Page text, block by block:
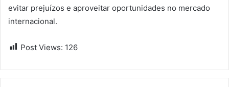
evitar prejuízos e aproveitar oportunidades no mercado
internacional.
Post Views: 126